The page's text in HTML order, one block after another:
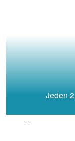
Jeden